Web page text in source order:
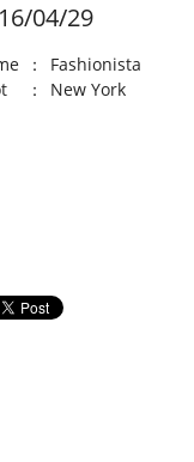
04/29
：
Fashionista
： New York